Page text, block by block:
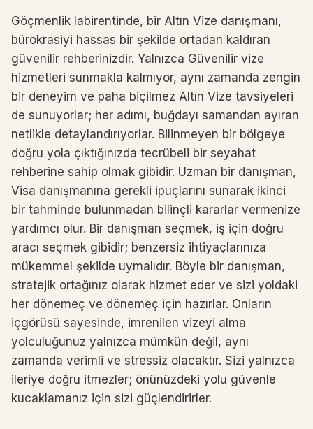
Göçmenlik labirentinde, bir Altın Vize danışmanı,
bürokrasiyi hassas bir şekilde ortadan kaldıran
güvenilir rehberinizdir. Yalnızca Güvenilir vize
hizmetleri sunmakla kalmıyor, aynı zamanda zengin
bir deneyim ve paha biçilmez Altın Vize tavsiyeleri
de sunuyorlar; her adımı, buğdayı samandan ayıran
netlikle detaylandırıyorlar. Bilinmeyen bir bölgeye
doğru yola çıktığınızda tecrübeli bir seyahat
rehberine sahip olmak gibidir. Uzman bir danışman,
Visa danışmanına gerekli ipuçlarını sunarak ikinci
bir tahminde bulunmadan bilinçli kararlar vermenize
yardımcı olur. Bir danışman seçmek, iş için doğru
aracı seçmek gibidir; benzersiz ihtiyaçlarınıza
mükemmel şekilde uymalıdır. Böyle bir danışman,
stratejik ortağınız olarak hizmet eder ve sizi yoldaki
her dönemeç ve dönemeç için hazırlar. Onların
içgörüsü sayesinde, imrenilen vizeyi alma
yolculuğunuz yalnızca mümkün değil, aynı
zamanda verimli ve stressiz olacaktır. Sizi yalnızca
ileriye doğru itmezler; önünüzdeki yolu güvenle
kucaklamanız için sizi güçlendirirler.